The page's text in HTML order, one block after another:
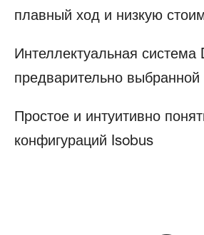
плавный ход и низкую
Интеллектуальная система
предварительно выбранной
Простое и интуитивно
конфигураций Isobus